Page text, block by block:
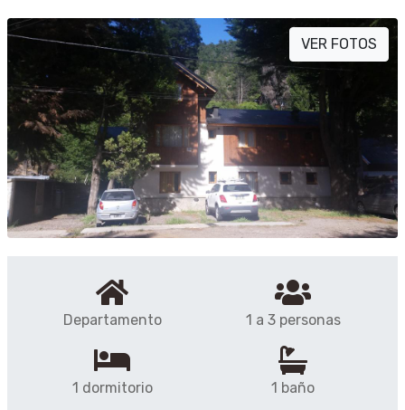
VER FOTOS
Departamento 1 a 3 personas
1 dormitorio 1 baño